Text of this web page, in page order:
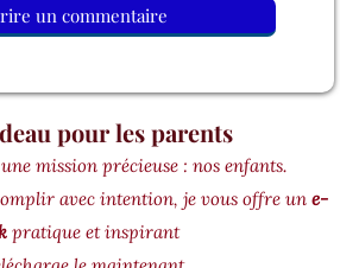
un commentaire
pour les parents
mission précieuse : nos enfants.
avec intention, je vous offre un e-
pratique et inspirant